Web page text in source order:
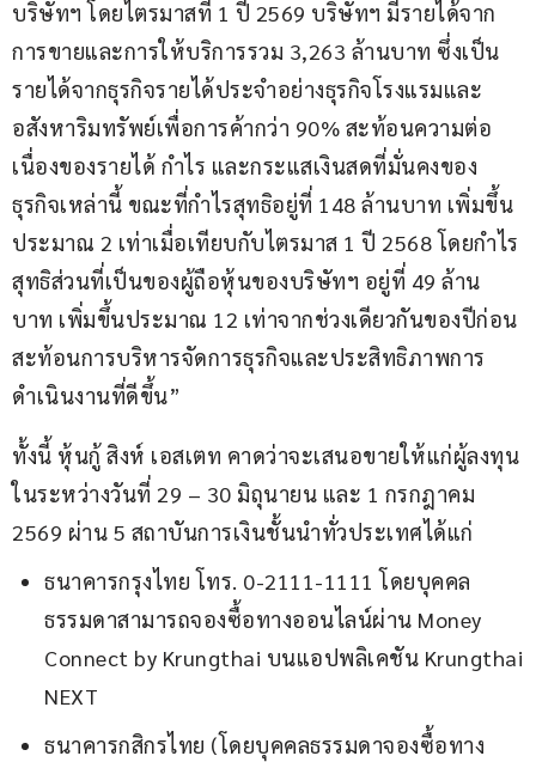
บริษัทฯ โดยไตรมาสที่ 1 ปี 2569 บริษัทฯ มีรายได้จาก
การขายและการให้บริการรวม 3,263 ล้านบาท ซึ่งเป็น
รายได้จากธุรกิจรายได้ประจำอย่างธุรกิจโรงแรมและ
อสังหาริมทรัพย์เพื่อการค้ากว่า 90% สะท้อนความต่อ
เนื่องของรายได้ กำไร และกระแสเงินสดที่มั่นคงของ
ธุรกิจเหล่านี้ ขณะที่กำไรสุทธิอยู่ที่ 148 ล้านบาท เพิ่มขึ้น
ประมาณ 2 เท่าเมื่อเทียบกับไตรมาส 1 ปี 2568 โดยกำไร
สุทธิส่วนที่เป็นของผู้ถือหุ้นของบริษัทฯ อยู่ที่ 49 ล้าน
บาท เพิ่มขึ้นประมาณ 12 เท่าจากช่วงเดียวกันของปีก่อน
สะท้อนการบริหารจัดการธุรกิจและประสิทธิภาพการ
ดำเนินงานที่ดีขึ้น”
ทั้งนี้ หุ้นกู้ สิงห์ เอสเตท คาดว่าจะเสนอขายให้แก่ผู้ลงทุน
ในระหว่างวันที่ 29 – 30 มิถุนายน และ 1 กรกฎาคม
2569 ผ่าน 5 สถาบันการเงินชั้นนำทั่วประเทศได้แก่
ธนาคารกรุงไทย โทร. 0-2111-1111 โดยบุคคล
ธรรมดาสามารถจองซื้อทางออนไลน์ผ่าน Money
Connect by Krungthai บนแอปพลิเคชัน Krungthai
NEXT
ธนาคารกสิกรไทย (โดยบุคคลธรรมดาจองซื้อทาง